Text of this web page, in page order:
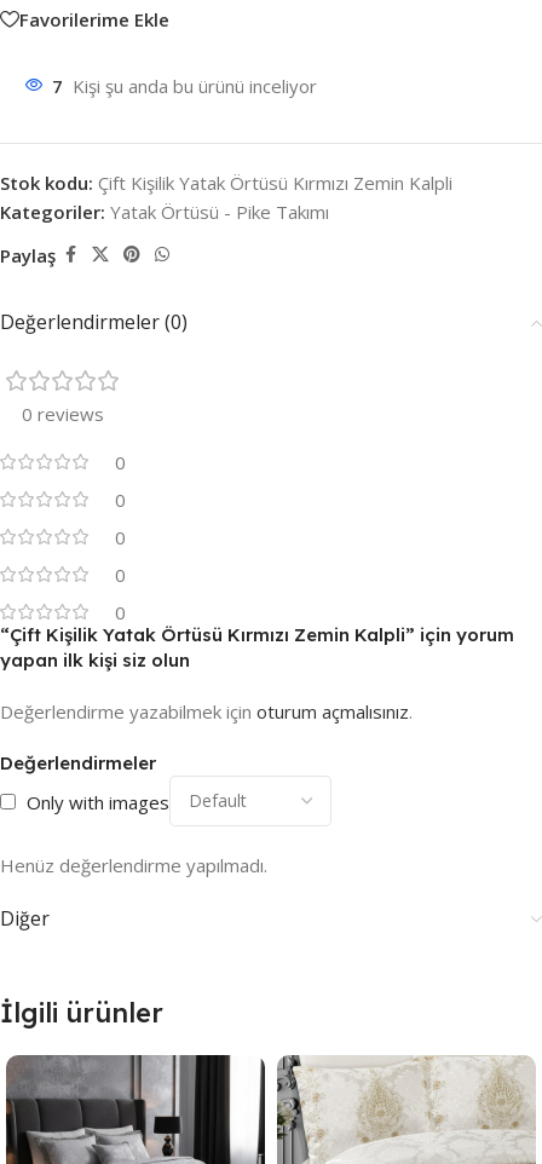
Favorilerime Ekle
7 Kişi şu anda bu ürünü inceliyor
Stok kodu: Çift Kişilik Yatak Örtüsü Kırmızı Zemin Kalpli
Kategoriler: Yatak Örtüsü - Pike Takımı
Paylaş
Değerlendirmeler (0)
0 reviews
0
0
0
0
0
Değerlendirmeler
Only with images
Henüz değerlendirme yapılmadı.
“Çift Kişilik Yatak Örtüsü Kırmızı Zemin Kalpli” için yorum
yapan ilk kişi siz olun
Değerlendirme yazabilmek için oturum açmalısınız.
Diğer
İlgili ürünler